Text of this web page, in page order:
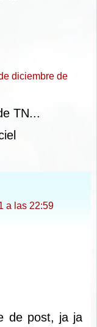
diciembre de
TN...
a las 22:59
de post, ja ja